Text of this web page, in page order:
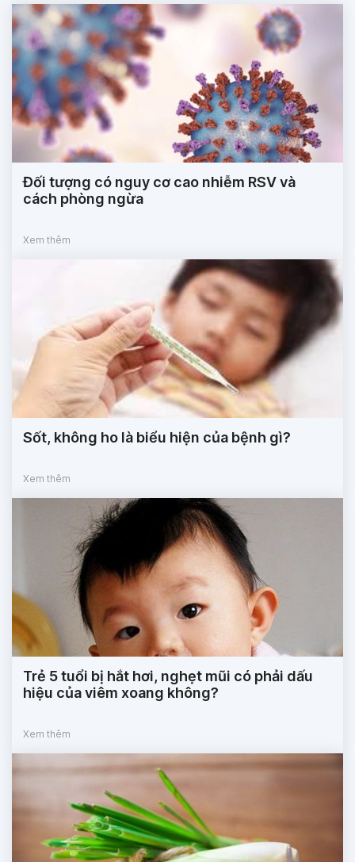
Đối tượng có nguy cơ cao nhiễm RSV và
cách phòng ngừa
Xem thêm
Sốt, không ho là biểu hiện của bệnh gì?
Xem thêm
Trẻ 5 tuổi bị hắt hơi, nghẹt mũi có phải dấu
hiệu của viêm xoang không?
Xem thêm